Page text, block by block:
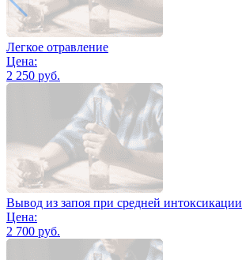
Легкое отравление
Цена:
2 250 руб.
Вывод из запоя при средней интоксикации
Цена:
2 700 руб.